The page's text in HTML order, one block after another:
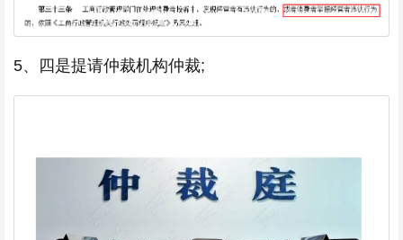
5、四是提请仲裁机构仲裁;